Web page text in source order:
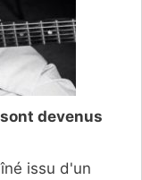
devenus
issu d'un